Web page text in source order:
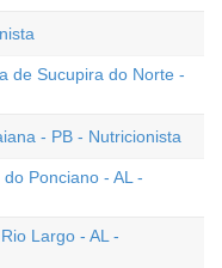
de Sucupira do Norte -
- PB - Nutricionista
Ponciano - AL -
Largo - AL -